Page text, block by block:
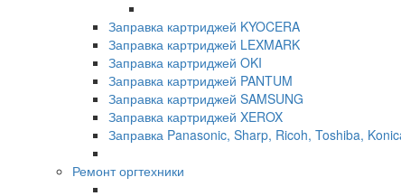
Заправка картриджей KYOCERA
Заправка картриджей LEXMARK
Заправка картриджей OKI
Заправка картриджей PANTUM
Заправка картриджей SAMSUNG
Заправка картриджей XEROX
Заправка Panasonic, Sharp, Ricoh, Toshiba,
Ремонт оргтехники